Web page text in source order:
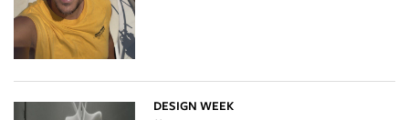
DESIGN WEEK